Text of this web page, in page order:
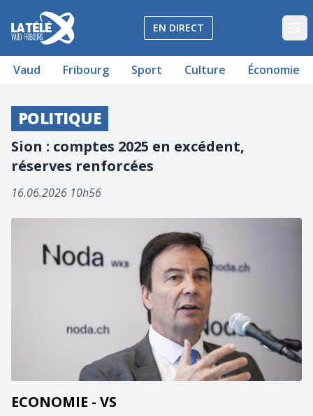
La Télé - Télévision régionale Vaud et Fribourg
EN DIRECT
Vaud Fribourg Sport Culture Économie
POLITIQUE
Sion : comptes 2025 en excédent,
réserves renforcées
16.06.2026 10h56
ECONOMIE - VS